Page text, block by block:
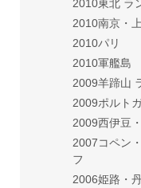
2010東北 ラ
2010南京・
2010パリ
2010軍艦島
2009羊蹄山
2009ポルト
2009西伊豆
2007コペン
フ
2006姫路・